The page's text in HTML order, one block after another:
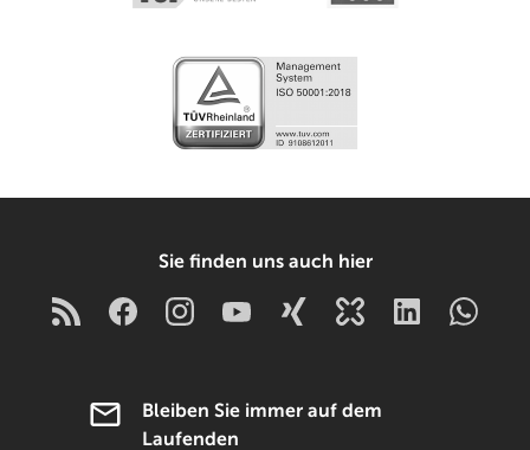
Sie finden uns auch hier
Bleiben Sie immer auf dem
Laufenden